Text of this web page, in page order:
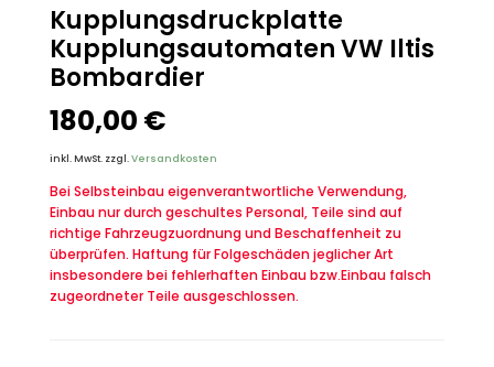
Kupplungsdruckplatte
Kupplungsautomaten VW Iltis
Bombardier
180,00 €
inkl. MwSt. zzgl.Versandkosten
Bei Selbsteinbau eigenverantwortliche Verwendung,
Einbau nur durch geschultes Personal, Teile sind auf
richtige Fahrzeugzuordnung und Beschaffenheit zu
überprüfen. Haftung für Folgeschäden jeglicher Art
insbesondere bei fehlerhaften Einbau bzw.Einbau falsch
zugeordneter Teile ausgeschlossen.